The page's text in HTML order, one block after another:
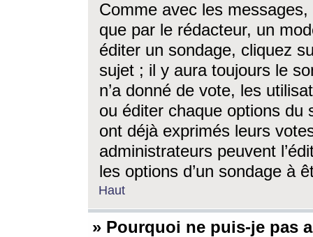
Comme avec les
que par le rédacteur, un
éditer un sondage, cliquez
sujet ; il y aura toujours le
n’a donné de vote, les
ou éditer chaque options du
ont déjà exprimés leurs
administrateurs peuvent
les options d’un sondage à
Haut
» Pourquoi ne puis-je pas